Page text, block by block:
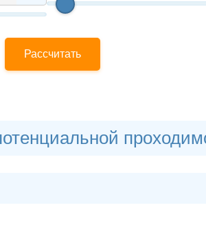
Рассчитать
будет работать в обычный день.